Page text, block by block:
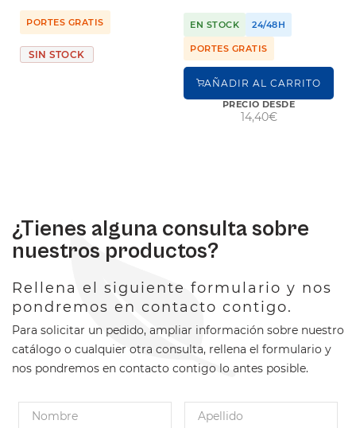
PORTES GRATIS
SIN STOCK
EN STOCK 24/48H
PORTES GRATIS
AÑADIR AL CARRITO
PRECIO DESDE
14,40€
¿Tienes alguna consulta sobre
nuestros productos?
Rellena el siguiente formulario y nos
pondremos en contacto contigo.
Para solicitar un pedido, ampliar información sobre nuestro
catálogo o cualquier otra consulta, rellena el formulario y
nos pondremos en contacto contigo lo antes posible.